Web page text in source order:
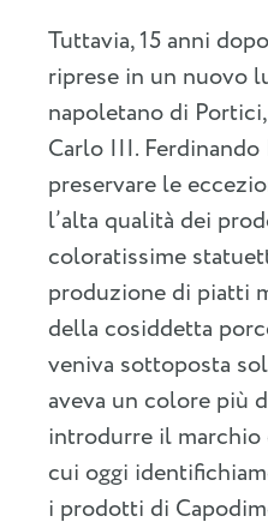
Tuttavia, 15 anni
riprese in un nuovo
napoletano di
Carlo III.
preservare le
l’alta qualità dei
coloratissime
produzione di piatti
della cosiddetta
veniva sottoposta
aveva un colore più
introdurre il
cui oggi
i prodotti di